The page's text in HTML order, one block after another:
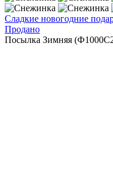
Сладкие новогодние
Продано
Посылка Зимняя